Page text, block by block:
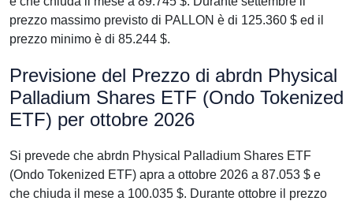
prezzo massimo previsto di PALLON è di 125.360 $ ed il
prezzo minimo è di 85.244 $.
Previsione del Prezzo di abrdn Physical
Palladium Shares ETF (Ondo Tokenized
ETF) per ottobre 2026
Si prevede che abrdn Physical Palladium Shares ETF
(Ondo Tokenized ETF) apra a ottobre 2026 a 87.053 $ e
che chiuda il mese a 100.035 $. Durante ottobre il prezzo